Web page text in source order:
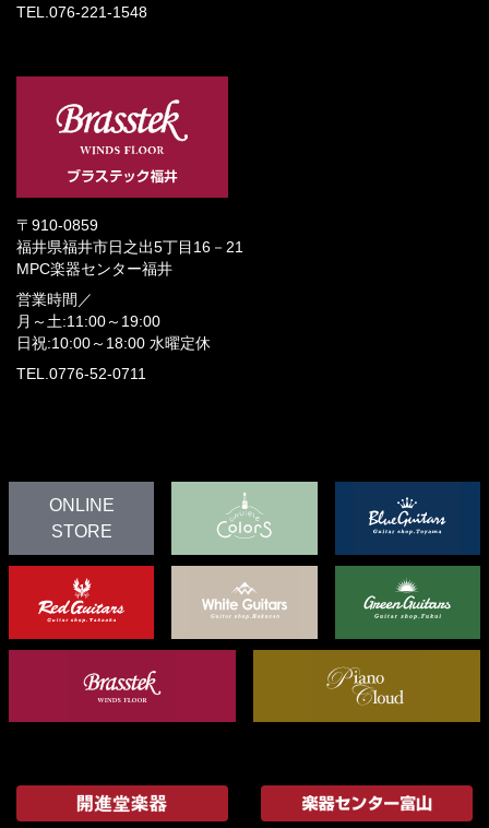
TEL.076-221-1548
〒910-0859
福井県福井市日之出5丁目16－21
MPC楽器センター福井
営業時間／
月～土:11:00～19:00
日祝:10:00～18:00 水曜定休
TEL.0776-52-0711
ONLINE
STORE